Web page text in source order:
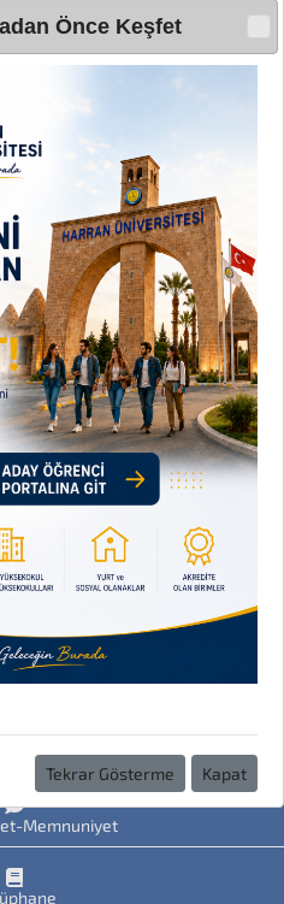
Birimler
Birimler
OBS
Eğitim
Memnuniyet
Önce Keşfet
Tekrar Gösterme Kapat